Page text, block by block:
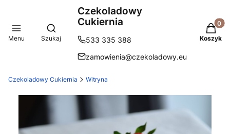
Menu
Otwórz wyszukiwarkę
Szukaj
Czekoladowy
Cukiernia
533 335 388
zamowienia@czekoladowy.eu
Koszyk
Czekoladowy Cukiernia Witryna